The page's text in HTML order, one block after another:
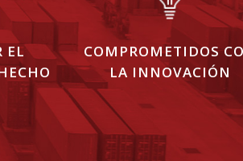
EL
COMPROMETIDOS
LA INNOVACIÓN